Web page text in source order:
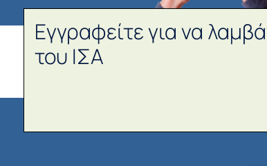
Εγγραφείτε για να
του ΙΣΑ